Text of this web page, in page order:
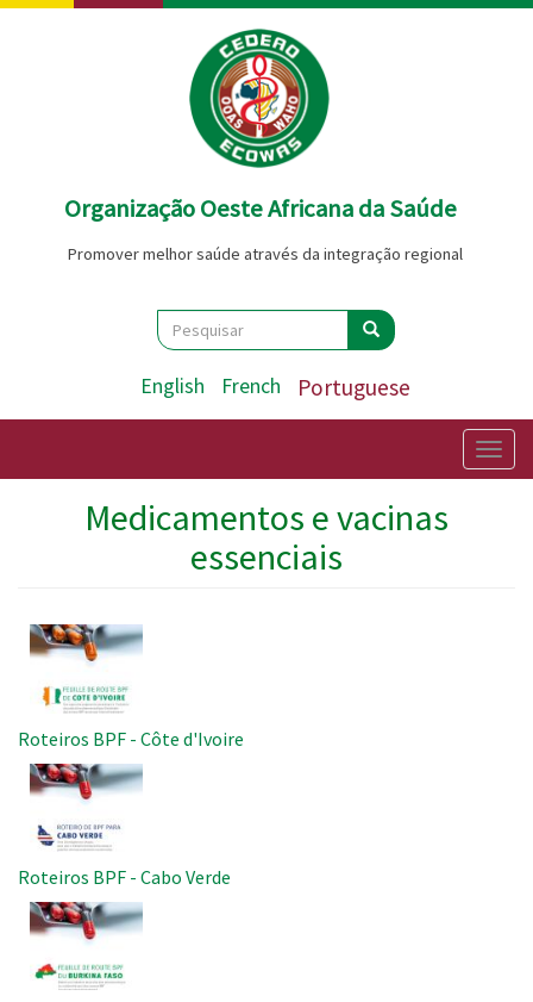
Passar
Organização Oeste Africana da Saúde
Promover melhor saúde através da integração regional
Search
Pesquisar Pesquisar
English French Portuguese
Medicamentos e vacinas
essenciais
Imagem
Roteiros BPF - Côte d'Ivoire
Imagem
Roteiros BPF - Cabo Verde
Imagem